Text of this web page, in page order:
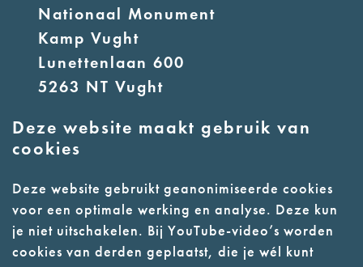
Deze website maakt gebruik van
cookies
Deze website gebruikt geanonimiseerde cookies
voor een optimale werking en analyse. Deze kun
je niet uitschakelen. Bij YouTube-video’s worden
cookies van derden geplaatst, die je wél kunt
Nationaal Monument
Kamp Vught
Lunettenlaan 600
5263 NT Vught
E:info@nmkampvught.nl
- Parkeer in de vakken of in de
parkeergarage (begane grond)